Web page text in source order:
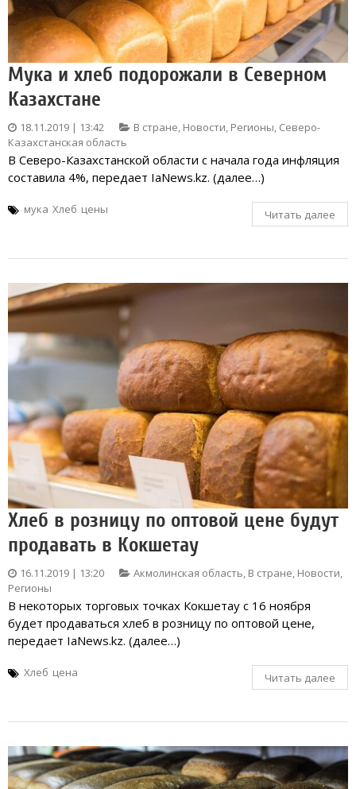
Мука и хлеб подорожали в Северном
Казахстане
18.11.2019 | 13:42 В стране, Новости, Регионы, Северо-
Казахстанская область
В Северо-Казахстанской области с начала года инфляция
составила 4%, передает IaNews.kz. (далее…)
мука Хлеб цены Читать далее
Хлеб в розницу по оптовой цене будут
продавать в Кокшетау
16.11.2019 | 13:20 Акмолинская область, В стране, Новости,
Регионы
В некоторых торговых точках Кокшетау с 16 ноября
будет продаваться хлеб в розницу по оптовой цене,
передает IaNews.kz. (далее…)
Хлеб цена Читать далее